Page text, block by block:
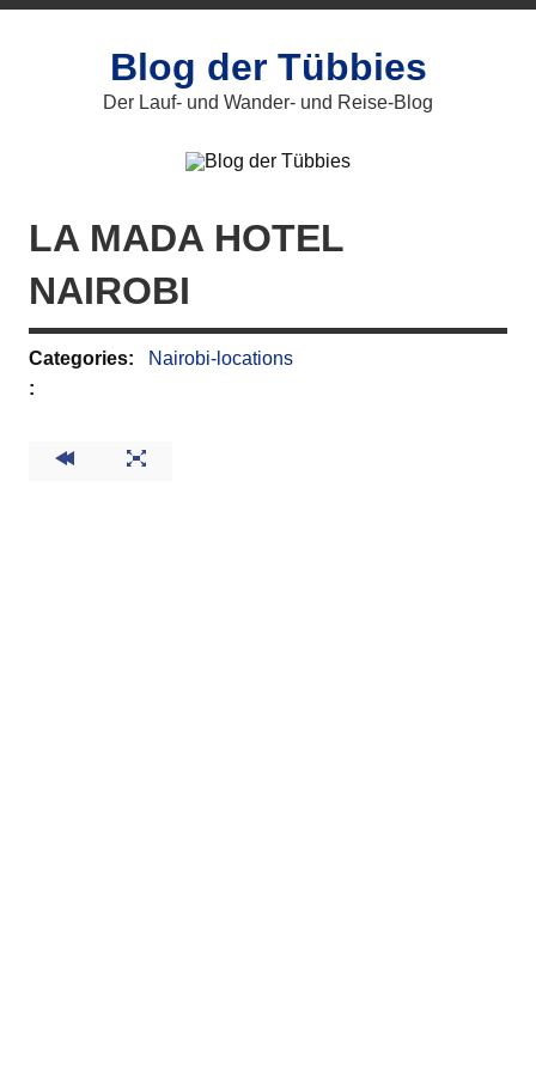
Zum
Blog der Tübbies
Der Lauf- und Wander- und Reise-Blog
LA MADA HOTEL
NAIROBI
Categories:
Nairobi-locations
: